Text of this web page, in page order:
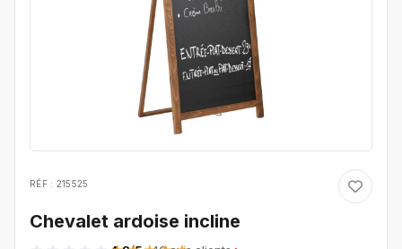
RÉF : 215525
Chevalet ardoise incline